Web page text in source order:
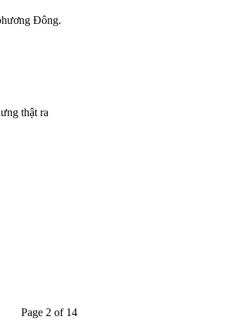
Đông.
thật ra
Page 2 of 14